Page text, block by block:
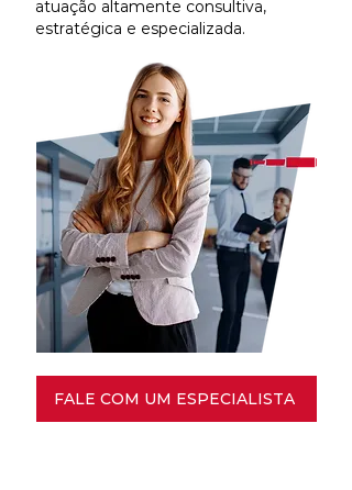
atuação altamente consultiva,
estratégica e especializada.
FALE COM UM ESPECIALISTA